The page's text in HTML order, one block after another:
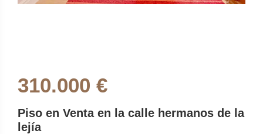
310.000 €
Piso en Venta en la calle hermanos de la
lejía